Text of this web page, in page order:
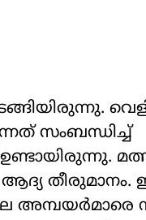
സംബന്ധിച്ച്
തീരുമാനം.